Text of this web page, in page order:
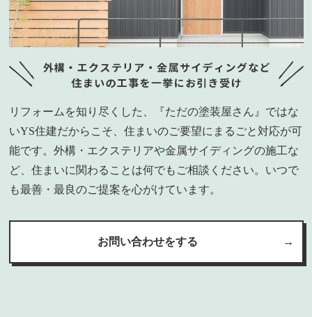
リフォームを知り尽くした、『ただの塗装屋さん』ではな
いYS住建だからこそ、住まいのご要望にまるごと対応が可
能です。外構・エクステリアや金属サイディングの施工な
ど、住まいに関わることは何でもご相談ください。いつで
も最善・最良のご提案を心がけています。
お問い合わせをする